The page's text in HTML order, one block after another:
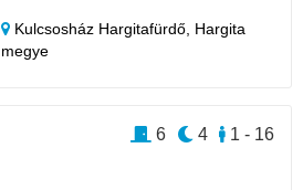
Kulcsosház Hargitafürdő, Hargita
megye
1 - 16
4
6